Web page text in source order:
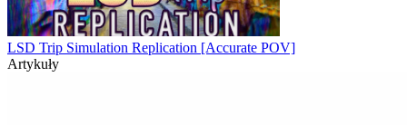
LSD Trip Simulation Replication [Accurate POV]
Artykuły